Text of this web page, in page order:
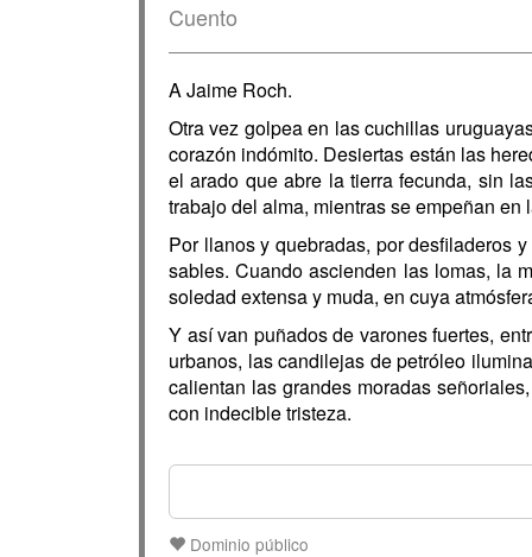
Cuento
A Jaime Roch.
Otra vez golpea en las cuchillas
corazón indómito. Desiertas están las
el arado que abre la tierra fecunda, sin
trabajo del alma, mientras se empeñan
Por llanos y quebradas, por desfiladeros
sables. Cuando ascienden las lomas, la
soledad extensa y muda, en cuya
Y así van puñados de varones fuertes,
urbanos, las candilejas de petróleo
calientan las grandes moradas
con indecible tristeza.
Dominio público